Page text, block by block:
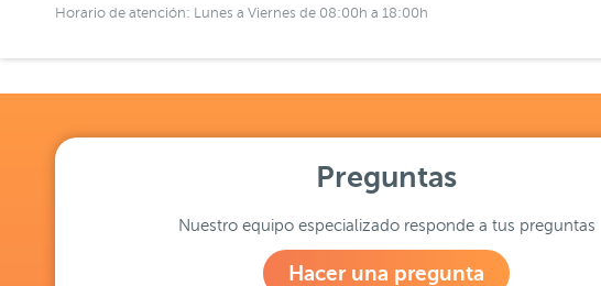
Horario de atención: Lunes a Viernes de 08:00h a 18:00h
Preguntas
Nuestro equipo especializado responde a tus preguntas
Hacer una pregunta